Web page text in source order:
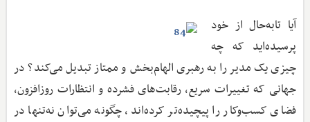
آیا تابه‌حال از خود
پرسیده‌اید که چه
چیزی یک مدیر را به رهبری الهام‌بخش و ممتاز تبدیل می‌کند؟ در
جهانی که تغییرات سریع، رقابت‌های فشرده و انتظارات روزافزون،
فضای کسب‌وکار را پیچیده‌تر کرده‌اند، چگونه می‌توان نه‌تنها در